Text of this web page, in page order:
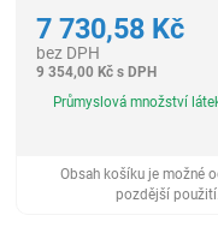
7 730,58 Kč
bez DPH
9 354,00 Kč s DPH
Průmyslová množství
Obsah košíku je možné
pozdější použití.